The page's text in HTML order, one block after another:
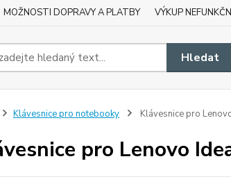
MOŽNOSTI DOPRAVY A PLATBY VÝKUP
Hledat
Klávesnice pro notebooky Klávesnice pro
pro Lenovo